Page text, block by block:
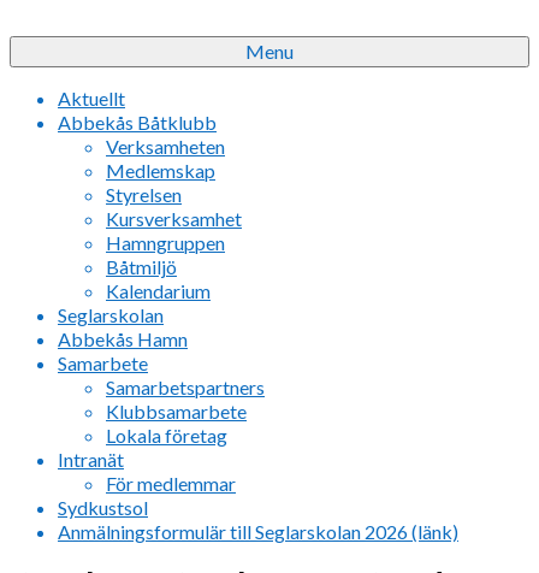
Menu
Aktuellt
Abbekås Båtklubb
Verksamheten
Medlemskap
Styrelsen
Kursverksamhet
Hamngruppen
Båtmiljö
Kalendarium
Seglarskolan
Abbekås Hamn
Samarbete
Samarbetspartners
Klubbsamarbete
Lokala företag
Intranät
För medlemmar
Sydkustsol
Anmälningsformulär till Seglarskolan 2026 (länk)